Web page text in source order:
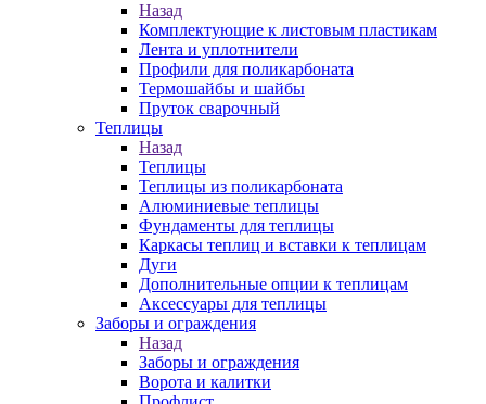
Назад
Комплектующие к листовым пластикам
Лента и уплотнители
Профили для поликарбоната
Термошайбы и шайбы
Пруток сварочный
Теплицы
Назад
Теплицы
Теплицы из поликарбоната
Алюминиевые теплицы
Фундаменты для теплицы
Каркасы теплиц и вставки к теплицам
Дуги
Дополнительные опции к теплицам
Аксессуары для теплицы
Заборы и ограждения
Назад
Заборы и ограждения
Ворота и калитки